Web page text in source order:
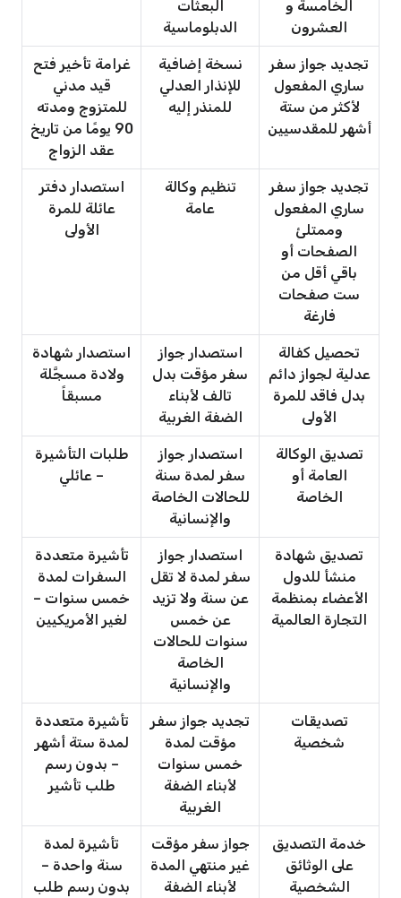
الخامسة و
العشرون
البعثات
الدبلوماسية
تجديد جواز سفر
ساري المفعول
لأكثر من ستة
أشهر للمقدسيين
نسخة إضافية
للإنذار العدلي
للمنذر إليه
غرامة تأخير فتح
قيد مدني
للمتزوج ومدته
90 يومًا من تاريخ
عقد الزواج
تجديد جواز سفر
ساري المفعول
وممتلئ
الصفحات أو
باقي أقل من
ست صفحات
فارغة
تنظيم وكالة
عامة
استصدار دفتر
عائلة للمرة
الأولى
تحصيل كفالة
عدلية لجواز دائم
بدل فاقد للمرة
الأولى
استصدار جواز
سفر مؤقت بدل
تالف لأبناء
الضفة الغربية
استصدار شهادة
ولادة مسجَّلة
مسبقاً
تصديق الوكالة
العامة أو
الخاصة
استصدار جواز
سفر لمدة سنة
للحالات الخاصة
والإنسانية
طلبات التأشيرة
– عائلي
تصديق شهادة
منشأ للدول
الأعضاء بمنظمة
التجارة العالمية
استصدار جواز
سفر لمدة لا تقل
عن سنة ولا تزيد
عن خمس
سنوات للحالات
الخاصة
والإنسانية
تأشيرة متعددة
السفرات لمدة
خمس سنوات –
لغير الأمريكيين
تصديقات
شخصية
تجديد جواز سفر
مؤقت لمدة
خمس سنوات
لأبناء الضفة
الغربية
تأشيرة متعددة
لمدة ستة أشهر
– بدون رسم
طلب تأشير
خدمة التصديق
على الوثائق
الشخصية
جواز سفر مؤقت
غير منتهي المدة
لأبناء الضفة
تأشيرة لمدة
سنة واحدة –
بدون رسم طلب